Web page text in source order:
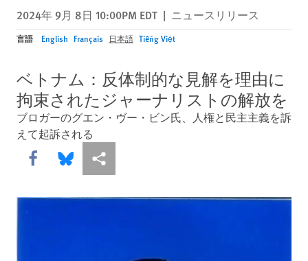
2024年 9月 8日 10:00PM EDT | ニュースリリース
言語 English Français 日本語 Tiếng Việt
ベトナム：反体制的な見解を理由に
拘束されたジャーナリストの解放を
ブロガーのグエン・ヴー・ビン氏、人権と民主主義を訴
えて起訴される
Share this via Facebook
Share this via Bluesky
More sharing options